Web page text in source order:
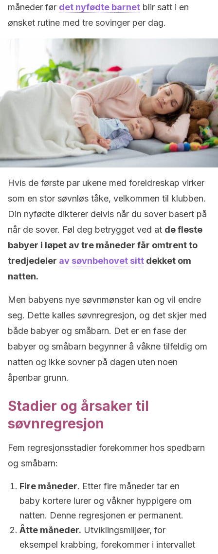
måneder før det nyfødte barnet blir satt i en
ønsket rutine med tre sovinger per dag.
Hvis de første par ukene med foreldreskap virker
som en stor søvnløs tåke, velkommen til klubben.
Din nyfødte dikterer delvis når du sover basert på
når de sover. Føl deg betrygget ved at de fleste
babyer i løpet av tre måneder får omtrent to
tredjedeler av søvnbehovet sitt dekket om
natten.
Men babyens nye søvnmønster kan og vil endre
seg. Dette kalles søvnregresjon, og det skjer med
både babyer og småbarn. Det er en fase der
babyer og småbarn begynner å våkne tilfeldig om
natten og ikke sovner på dagen uten noen
åpenbar grunn.
Stadier og årsaker til
søvnregresjon
Fem regresjonsstadier forekommer hos spedbarn
og småbarn:
Fire måneder. Etter fire måneder tar en
baby kortere lurer og våkner hyppigere om
natten. Denne regresjonen er permanent.
Åtte måneder. Utviklingsmiljøer, for
eksempel krabbing, forekommer i intervallet